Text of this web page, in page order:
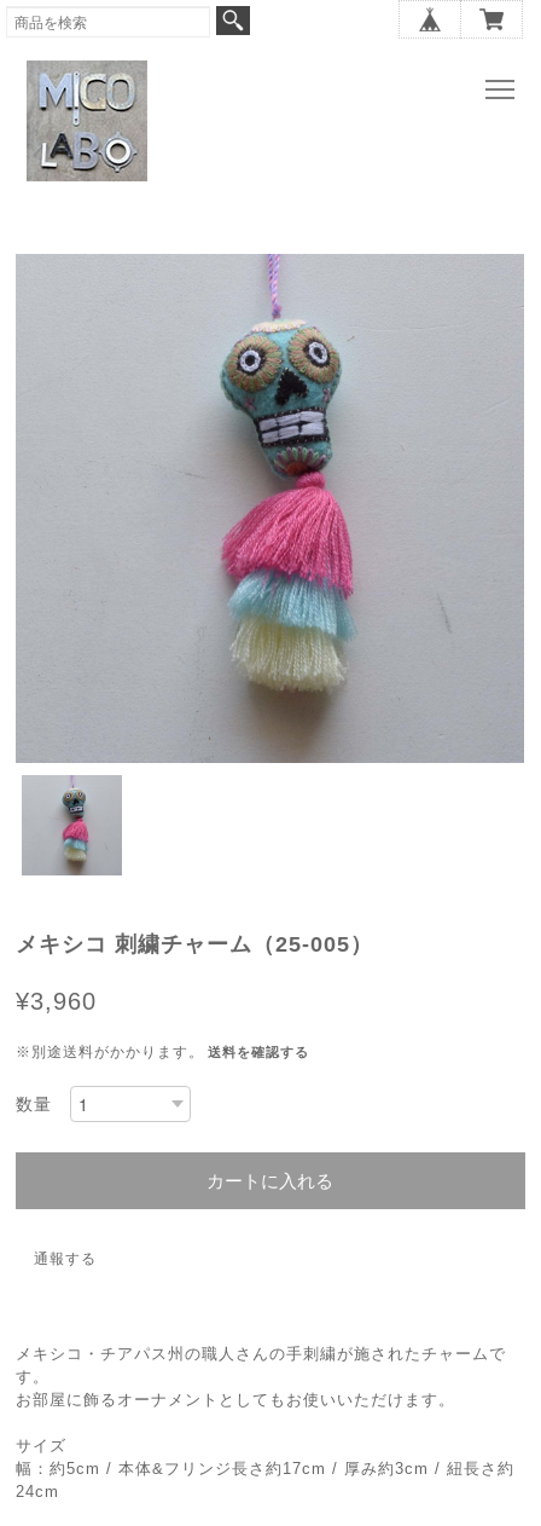
メキシコ 刺繍チャーム（25-005）
¥3,960
※別途送料がかかります。 送料を確認する
数量
カートに入れる
通報する
メキシコ・チアパス州の職人さんの手刺繍が施されたチャームで
す。
お部屋に飾るオーナメントとしてもお使いいただけます。
サイズ
幅：約5cm / 本体&フリンジ長さ約17cm / 厚み約3cm / 紐長さ約
24cm